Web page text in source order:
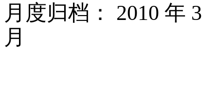
月度归档： 2010 年 3
月